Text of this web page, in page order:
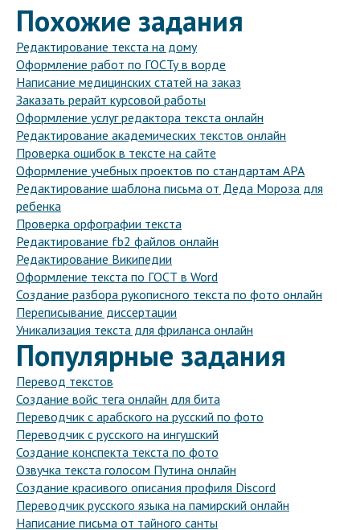
Похожие задания
Редактирование текста на дому
Оформление работ по ГОСТу в ворде
Написание медицинских статей на заказ
Заказать рерайт курсовой работы
Оформление услуг редактора текста онлайн
Редактирование академических текстов онлайн
Проверка ошибок в тексте на сайте
Оформление учебных проектов по стандартам APA
Редактирование шаблона письма от Деда Мороза для
ребенка
Проверка орфографии текста
Редактирование fb2 файлов онлайн
Редактирование Википедии
Оформление текста по ГОСТ в Word
Создание разбора рукописного текста по фото онлайн
Переписывание диссертации
Уникализация текста для фриланса онлайн
Популярные задания
Перевод текстов
Создание войс тега онлайн для бита
Переводчик с арабского на русский по фото
Переводчик с русского на ингушский
Создание конспекта текста по фото
Озвучка текста голосом Путина онлайн
Создание красивого описания профиля Discord
Переводчик русского языка на памирский онлайн
Написание письма от тайного санты